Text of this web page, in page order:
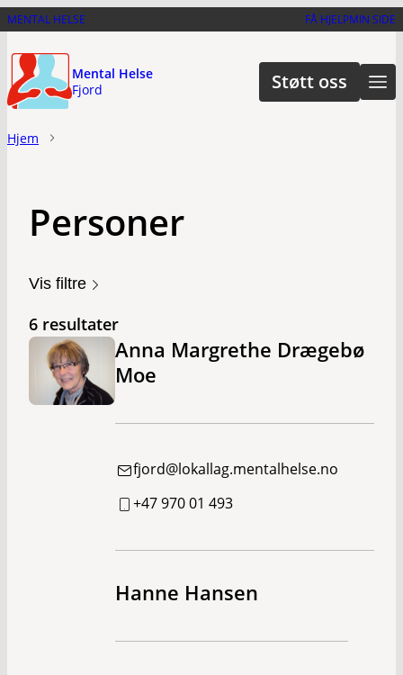
Hopp
hovedinnhold
MENTAL HELSE FÅ HJELPMIN SIDE
Mental Helse
Fjord
Støtt oss
Hjem
Personer
Vis filtre
6 resultater
Anna Margrethe Drægebø
Moe
fjord@lokallag.mentalhelse.no
+47 970 01 493
Hanne Hansen